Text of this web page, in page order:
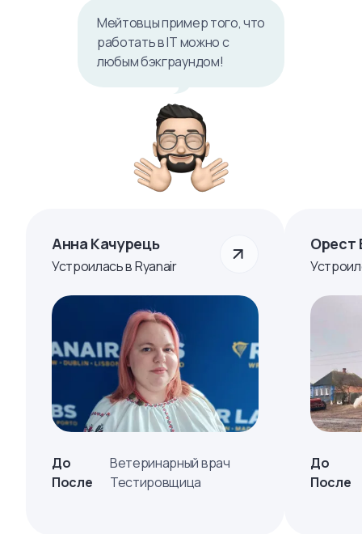
Мейтовцы пример того, что
работать в IТ можно с
любым бэкграундом!
Анна Качурець
Устроилась в Ryanair
До
Ветеринарный врач
После
Тестировщица
Орест
До
После